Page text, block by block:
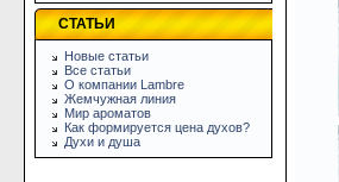
СТАТЬИ
Новые статьи
Все статьи
О компании Lambre
Жемчужная линия
Мир ароматов
Как формируется цена духов?
Духи и душа